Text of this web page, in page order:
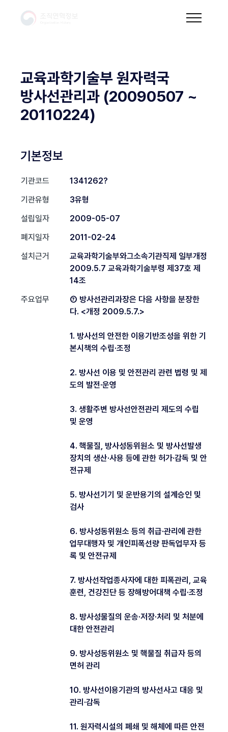
교육과학기술부 원자력국
방사선관리과 (20090507 ~
20110224)
기본정보
기관코드
1341262?
기관유형
3유형
설립일자
2009-05-07
폐지일자
2011-02-24
설치근거
교육과학기술부와그소속기관직제 일부개정
2009.5.7 교육과학기술부령 제37호 제
14조
주요업무
⑦ 방사선관리과장은 다음 사항을 분장한
다. <개정 2009.5.7.>
1. 방사선의 안전한 이용기반조성을 위한 기
본시책의 수립·조정
2. 방사선 이용 및 안전관리 관련 법령 및 제
도의 발전·운영
3. 생활주변 방사선안전관리 제도의 수립
및 운영
4. 핵물질, 방사성동위원소 및 방사선발생
장치의 생산·사용 등에 관한 허가·감독 및 안
전규제
5. 방사선기기 및 운반용기의 설계승인 및
검사
6. 방사성동위원소 등의 취급·관리에 관한
업무대행자 및 개인피폭선량 판독업무자 등
록 및 안전규제
7. 방사선작업종사자에 대한 피폭관리, 교육
훈련, 건강진단 등 장해방어대책 수립·조정
8. 방사성물질의 운송·저장·처리 및 처분에
대한 안전관리
9. 방사성동위원소 및 핵물질 취급자 등의
면허 관리
10. 방사선이용기관의 방사선사고 대응 및
관리·감독
11. 원자력시설의 폐쇄 및 해체에 따른 안전